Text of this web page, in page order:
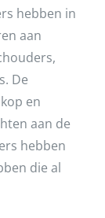
hebben in
aan
De
en
aan de
hebben
die al